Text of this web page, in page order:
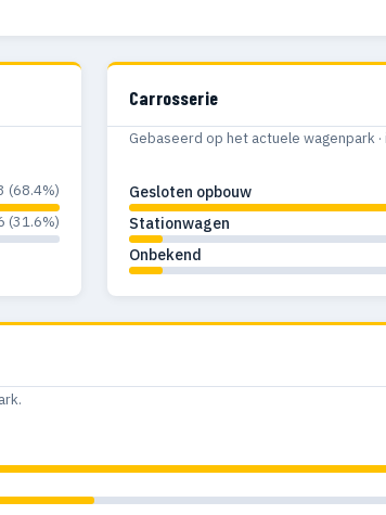
(68.4%)
(31.6%)
Carrosserie
Gebaseerd op het actuele wagenpark
Gesloten opbouw
Stationwagen
Onbekend